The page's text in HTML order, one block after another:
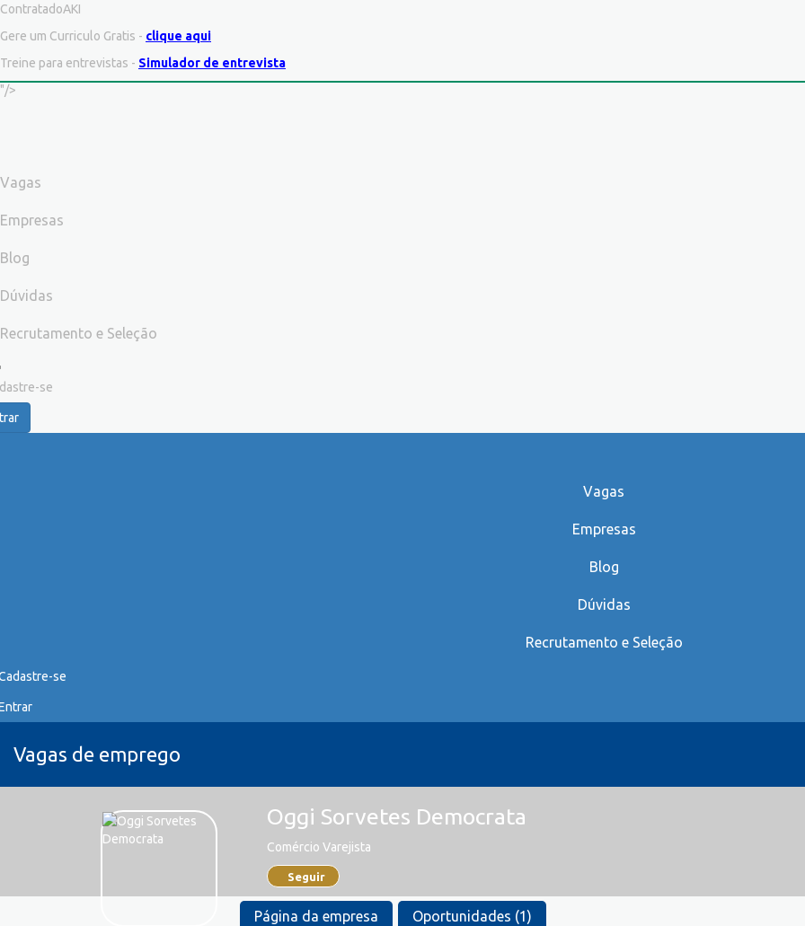
ContratadoAKI
Gere um Curriculo Gratis - clique aqui
Treine para entrevistas - Simulador de entrevista
"/>
Vagas
Empresas
Blog
Dúvidas
Recrutamento e Seleção
se
Vagas
Empresas
Blog
Dúvidas
Recrutamento e Seleção
se
Vagas de emprego
Oggi Sorvetes Democrata
Comércio Varejista
Seguir
Página da empresa Oportunidades (1)